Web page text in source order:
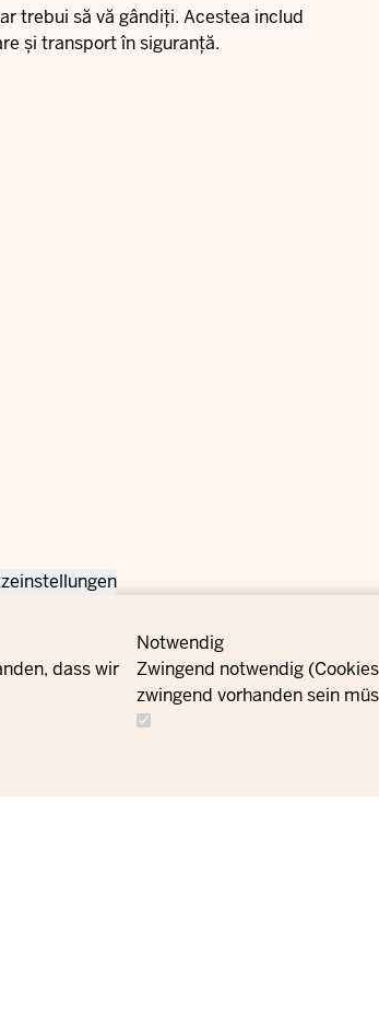
dass wir
Notwendig
Zwingend notwendig
zwingend vorhanden sein
trebui să vă gândiți. Acestea includ
și transport în siguranță.